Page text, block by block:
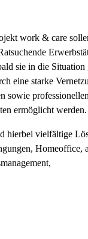
work & care
sie in die
eine starke
sowie
ermöglicht werden.
hierbei vielfältige
Homeoffice,